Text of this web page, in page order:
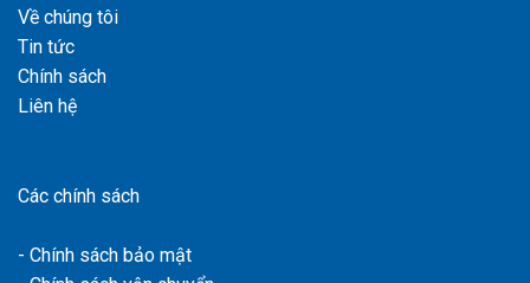
Về chúng tôi
Tin tức
Chính sách
Liên hệ
Các chính sách
- Chính sách bảo mật